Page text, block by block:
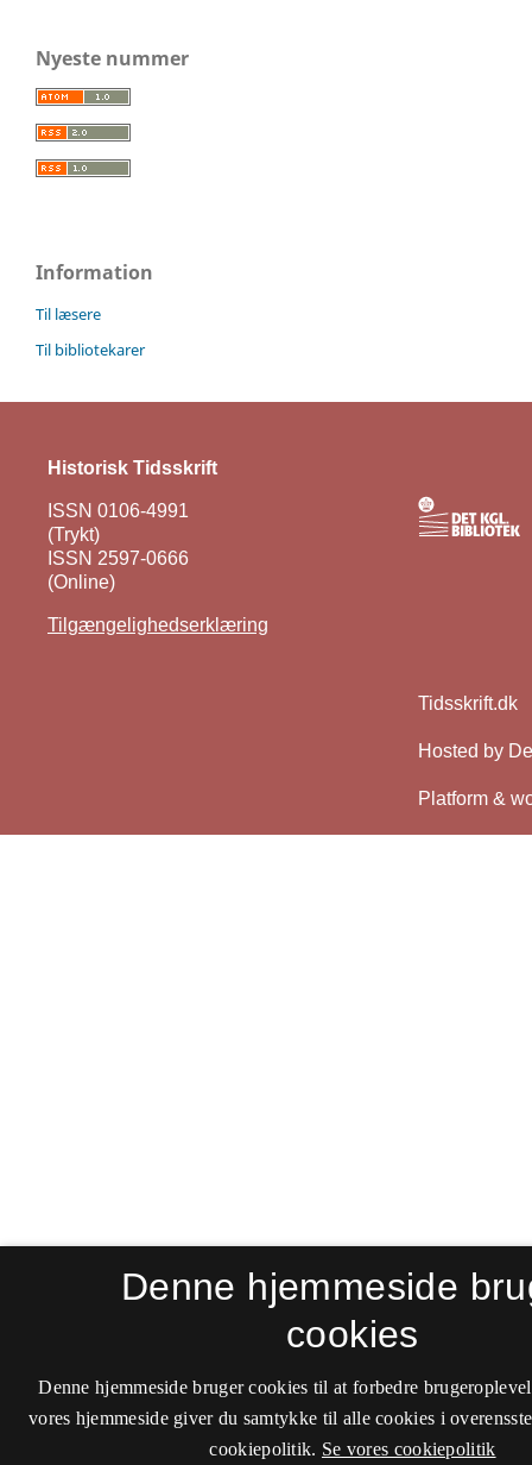
Nyeste nummer
Information
Til læsere
Til bibliotekarer
Historisk Tidsskrift
ISSN 0106-4991
(Trykt)
ISSN 2597-0666
(Online)
Tilgængelighedserklæring
Denne hjemmeside
cookies
Denne hjemmeside bruger cookies til at forbedre
vores hjemmeside giver du samtykke til alle cookies i
cookiepolitik. Se vores cookiepolitik